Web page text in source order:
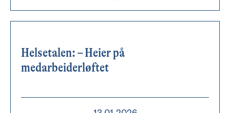
Helsetalen: – Heier på
medarbeiderløftet